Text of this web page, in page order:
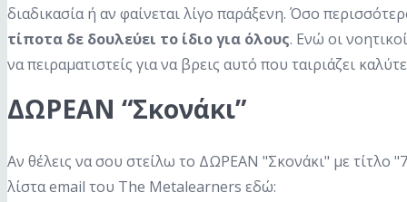
διαδικασία ή αν φαίνεται λίγο παράξενη. Όσο
τίποτα δε δουλεύει το ίδιο για όλους. Ενώ οι
να πειραματιστείς για να βρεις αυτό που ταιριάζει
ΔΩΡΕΑΝ “Σκονάκι”
Αν θέλεις να σου στείλω το ΔΩΡΕΑΝ "Σκονάκι" με τίτλο
λίστα email του The Metalearners εδώ: